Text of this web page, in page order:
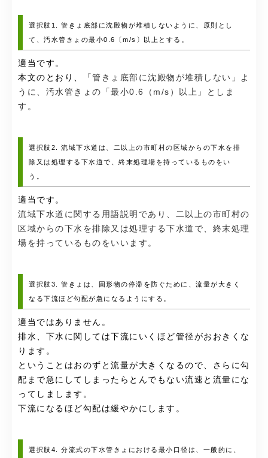
選択肢1. 管きょ底部に沈殿物が堆積しないように、原則とし
て、汚水管きょの最小0.6〔m/s〕以上とする。
適当です。
本文のとおり、「 管きょ底部に沈殿物が堆積しない」よ
うに、汚水管きょの「最小0.6（m/s）以上」としま
す。
選択肢2. 流域下水道は、二以上の市町村の区域からの下水を排
除又は処理する下水道で、終末処理場を持っているものをい
う。
適当です。
流域下水道に関する用語説明であり、二以上の市町村の
区域からの下水を排除又は処理する下水道で、終末処理
場を持っているものをいいます。
選択肢3. 管きょは、固形物の停滞を防ぐために、流量が大きく
なる下流ほど勾配が急になるようにする。
適当ではありません。
排水、下水に関しては下流にいくほど管径がおおきくな
ります。
ということはおのずと流量が大きくなるので、さらに勾
配まで急にしてしまったらとんでもない流速と流量にな
ってしまします。
下流になるほど勾配は緩やかにします。
選択肢4. 分流式の下水管きょにおける最小口径は、一般的に、